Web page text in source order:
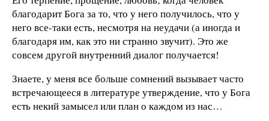
благодарит Бога за то, что у него получилось, что у
него все-таки есть, несмотря на неудачи (а иногда и
благодаря им, как это ни странно звучит). Это же
совсем другой внутренний диалог получается!
Знаете, у меня все больше сомнений вызывает часто
встречающееся в литературе утверждение, что у Бога
есть некий замысел или план о каждом из нас…